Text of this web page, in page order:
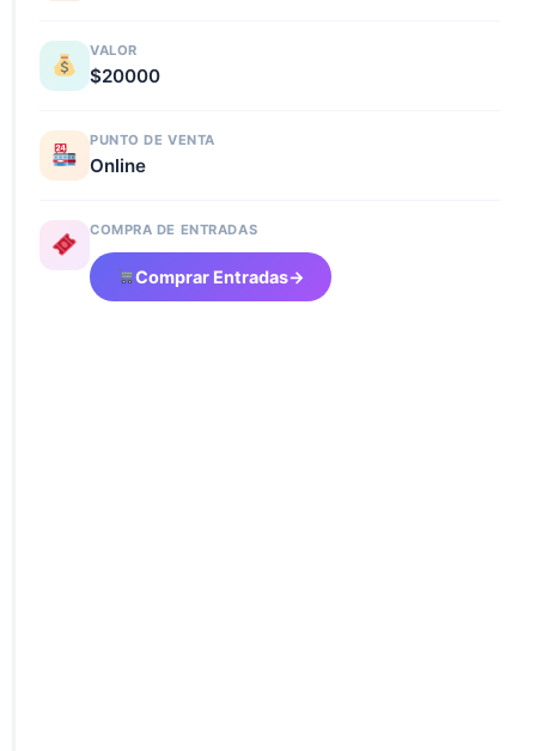
VALOR
$20000
PUNTO DE VENTA
Online
COMPRA DE ENTRADAS
Comprar Entradas→